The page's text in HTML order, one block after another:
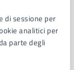
di sessione per
analitici per
parte degli